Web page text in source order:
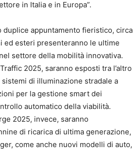
in Italia e in Europa”.
duplice appuntamento fieristico, circa
ed esteri presenteranno le ultime
settore della mobilità innovativa.
2025, saranno esposti tra l’altro
di illuminazione stradale a
per la gestione smart dei
automatico della viabilità.
2025, invece, saranno
di ricarica di ultima generazione,
come anche nuovi modelli di auto,